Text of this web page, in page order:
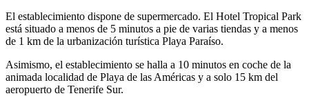
El establecimiento dispone de supermercado. El Hotel Tropical Park
está situado a menos de 5 minutos a pie de varias tiendas y a menos
de 1 km de la urbanización turística Playa Paraíso.
Asimismo, el establecimiento se halla a 10 minutos en coche de la
animada localidad de Playa de las Américas y a solo 15 km del
aeropuerto de Tenerife Sur.